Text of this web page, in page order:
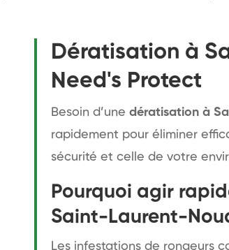
Dératisation à
Need's Protect
Besoin d’une dératisation à
rapidement pour éliminer
sécurité et celle de votre
Pourquoi agir
Saint-Laurent-
Les infestations de rongeurs